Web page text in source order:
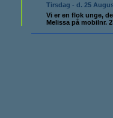
Tirsdag - d. 25
Vi er en flok unge,
Melissa på mobilnr.